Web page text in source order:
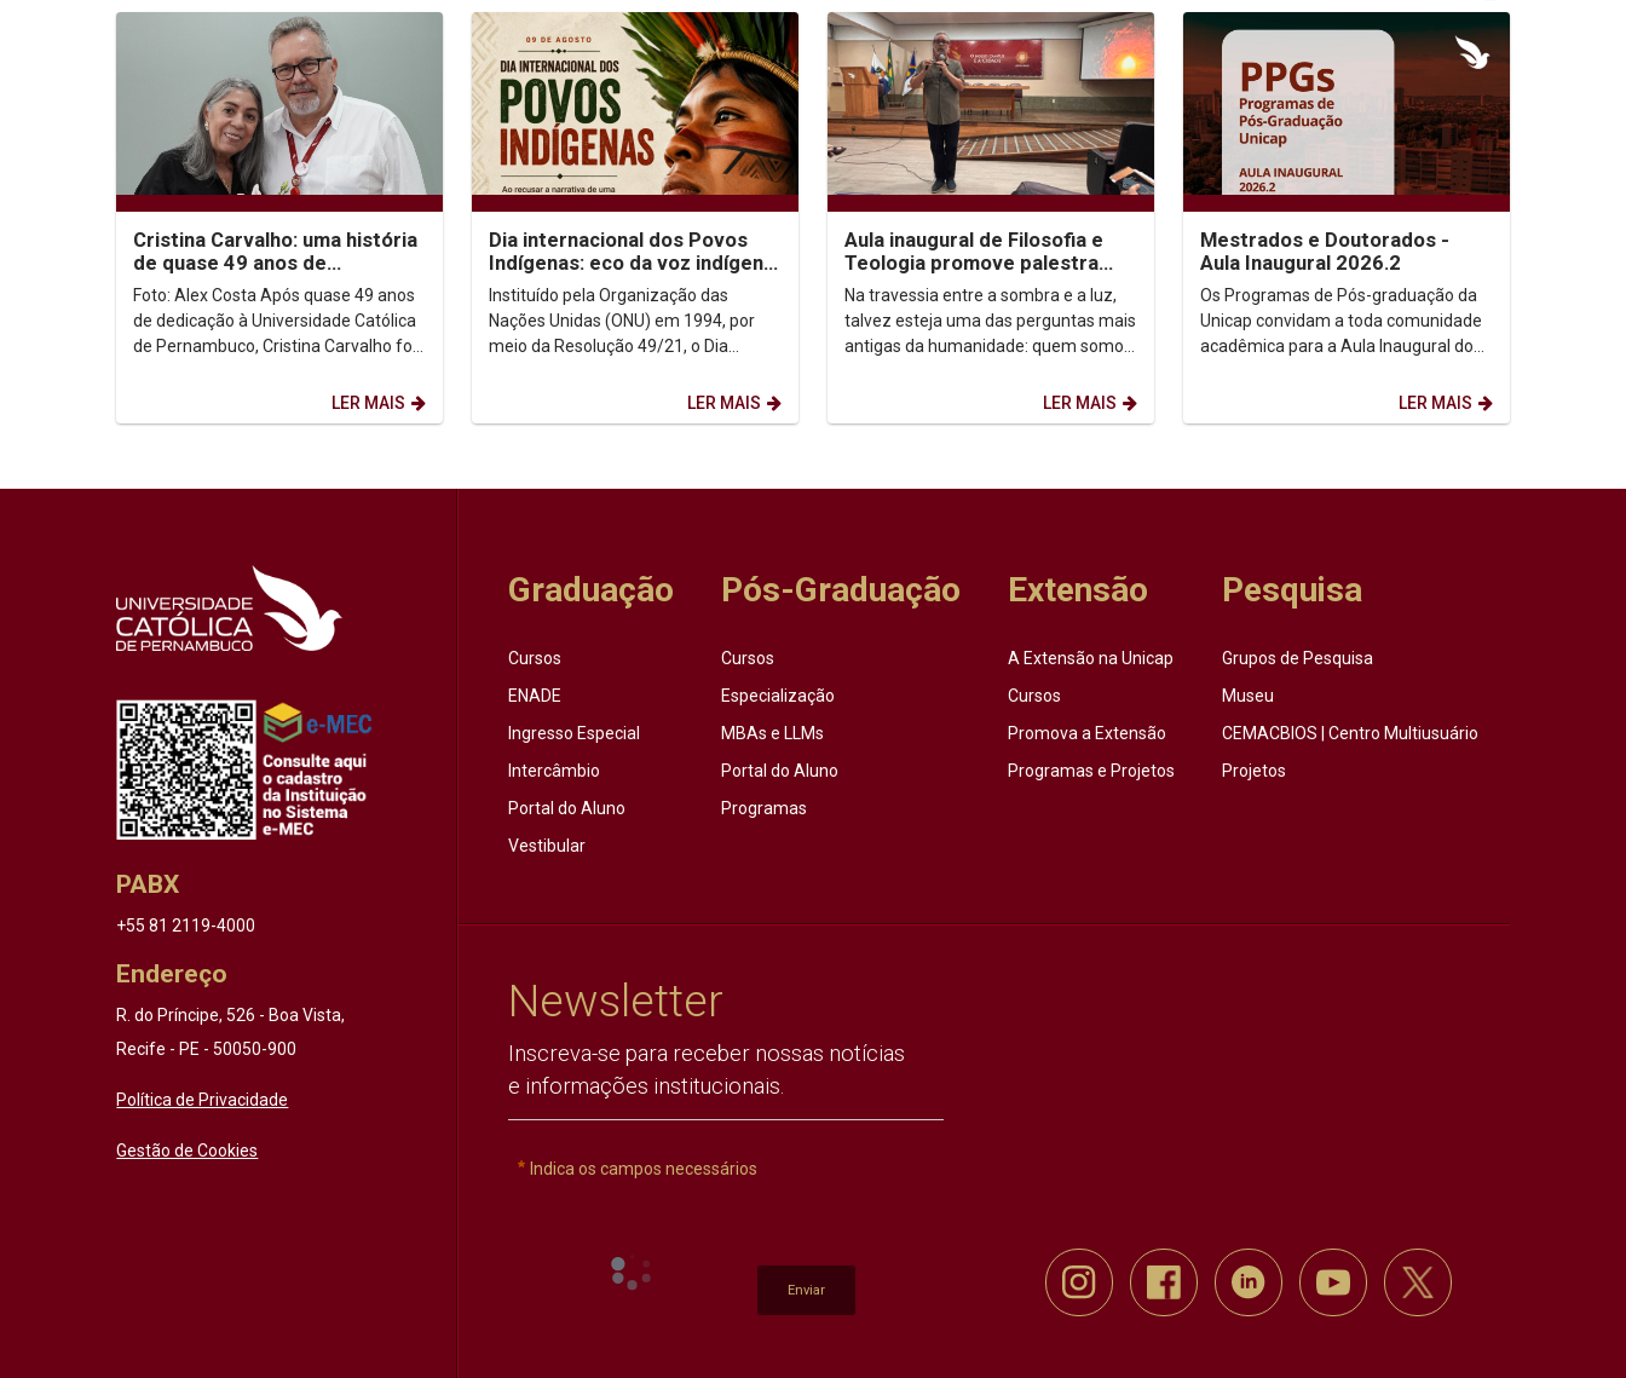
Cristina Carvalho: uma história
de quase 49 anos de
dedicação à Unicap
Foto: Alex Costa Após quase 49 anos
de dedicação à Universidade Católica
de Pernambuco, Cristina Carvalho foi
LER MAIS
Dia internacional dos Povos
Indígenas: eco da voz indígena
no contexto urbano
Instituído pela Organização das
Nações Unidas (ONU) em 1994, por
meio da Resolução 49/21, o Dia
de agosto) firma-se como...LER MAIS
Aula inaugural de Filosofia e
Teologia promove palestra
sobre autoconhecimento
Na travessia entre a sombra e a luz,
talvez esteja uma das perguntas mais
antigas da humanidade: quem somos,
LER MAIS
Mestrados e Doutorados -
Aula Inaugural 2026.2
Os Programas de Pós-graduação da
Unicap convidam a toda comunidade
acadêmica para a Aula Inaugural do
LER MAIS
PABX
+55 81 2119-4000
Endereço
R. do Príncipe, 526 - Boa Vista,
Recife - PE - 50050-900
Política de Privacidade
Gestão de Cookies
Graduação
Cursos
ENADE
Ingresso Especial
Intercâmbio
Portal do Aluno
Vestibular
Pós-Graduação
Cursos
Especialização
MBAs e LLMs
Portal do Aluno
Programas
Extensão
A Extensão na Unicap
Cursos
Promova a Extensão
Programas e Projetos
Pesquisa
Grupos de Pesquisa
Museu
CEMACBIOS | Centro Multiusuário
Projetos
Newsletter
Inscreva-se para receber nossas notícias
e informações institucionais.
Indica os campos necessários
Enviar